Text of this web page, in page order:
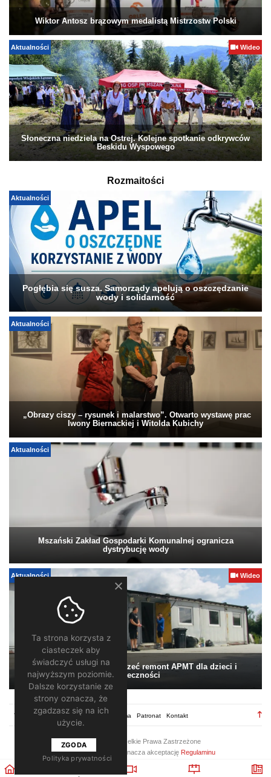
Wiktor Antosz brązowym medalistą Mistrzostw Polski
Aktualności Wideo
Słoneczna niedziela na Ostrej. Kolejne spotkanie odkrywców
Beskidu Wyspowego
Rozmaitości
Aktualności
Pogłębia się susza. Samorządy apelują o oszczędzanie
wody i solidarność
Aktualności
„Obrazy ciszy – rysunek i malarstwo”. Otwarto wystawę prac
Iwony Biernackiej i Witolda Kubichy
Aktualności
Mszański Zakład Gospodarki Komunalnej ogranicza
dystrybucję wody
Aktualności Wideo
Pomagamy. Warto wesprzeć remont APMT dla dzieci i
społeczności
Regulamin Redakcja Reklama Patronat Kontakt
2026 ©
/ Wszelkie Prawa Zastrzeżone
Korzystanie z portalu oznacza akceptację Regulaminu
Ta strona korzysta z
ciasteczek aby
świadczyć usługi na
najwyższym poziomie.
Dalsze korzystanie ze
strony oznacza, że
zgadzasz się na ich
użycie.
ZGODA
Polityka prywatności